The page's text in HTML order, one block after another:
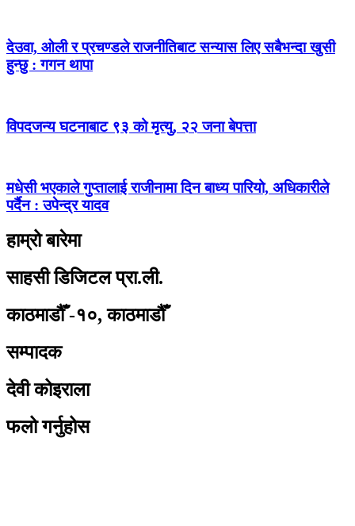
देउवा, ओली र प्रचण्डले राजनीतिबाट सन्यास लिए सबैभन्दा खुसी
हुन्छु : गगन थापा
विपदजन्य घटनाबाट ९३ को मृत्यु, २२ जना बेपत्ता
मधेसी भएकाले गुप्तालाई राजीनामा दिन बाध्य पारियो, अधिकारीले
पर्दैन : उपेन्द्र यादव
हाम्रो बारेमा
साहसी डिजिटल प्रा.ली.
काठमाडौँ -१०, काठमाडौँ
सम्पादक
देवी कोइराला
फलो गर्नुहोस